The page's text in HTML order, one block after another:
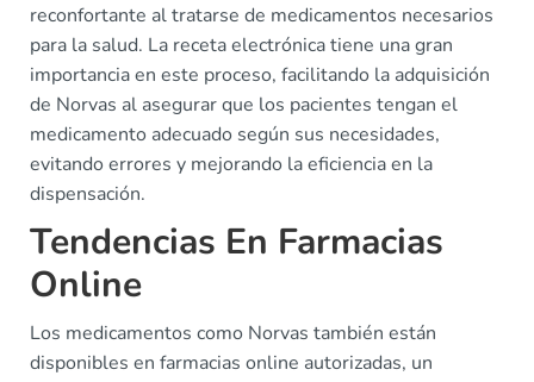
reconfortante al tratarse de medicamentos necesarios
para la salud. La receta electrónica tiene una gran
importancia en este proceso, facilitando la adquisición
de Norvas al asegurar que los pacientes tengan el
medicamento adecuado según sus necesidades,
evitando errores y mejorando la eficiencia en la
dispensación.
Tendencias En Farmacias
Online
Los medicamentos como Norvas también están
disponibles en farmacias online autorizadas, un